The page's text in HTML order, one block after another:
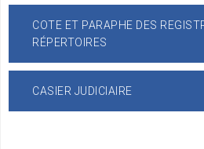
COTE ET PARAPHE DES
RÉPERTOIRES
CASIER JUDICIAIRE